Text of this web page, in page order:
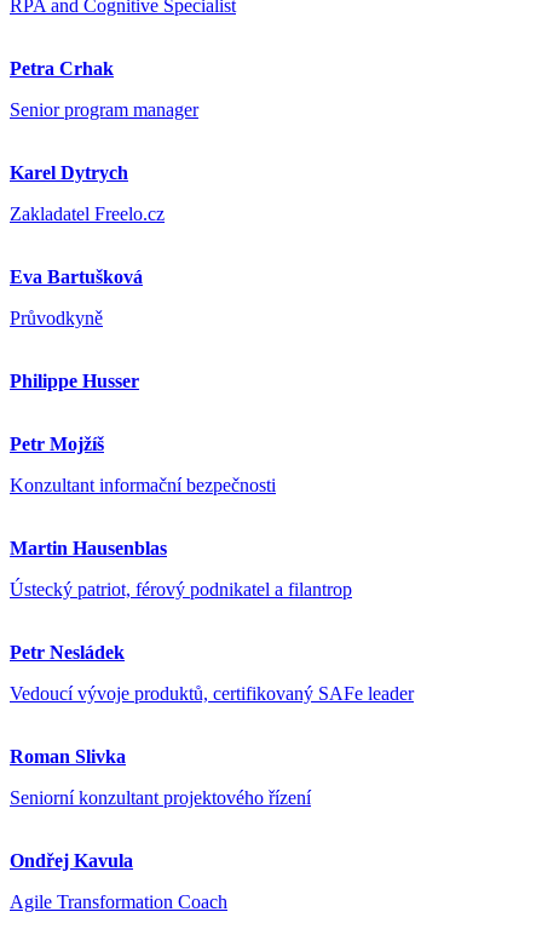
RPA and Cognitive Specialist
Petra Crhak
Senior program manager
Karel Dytrych
Zakladatel Freelo.cz
Eva Bartušková
Průvodkyně
Philippe Husser
Petr Mojžíš
Konzultant informační bezpečnosti
Martin Hausenblas
Ústecký patriot, férový podnikatel a filantrop
Petr Nesládek
Vedoucí vývoje produktů, certifikovaný SAFe leader
Roman Slivka
Seniorní konzultant projektového řízení
Ondřej Kavula
Agile Transformation Coach